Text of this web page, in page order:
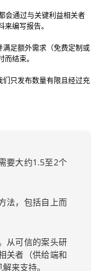
会通过与关键利益相关者
编写报告。
足额外需求（免费定制或
结束。
只发布数量有限且经过充
要大约1.5至2个
法，包括自上而
从可信的案头研
关者（供给端和
来支持。